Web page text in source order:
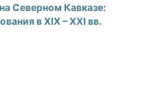
Северном Кавказе:
в ХIХ – ХХI вв.